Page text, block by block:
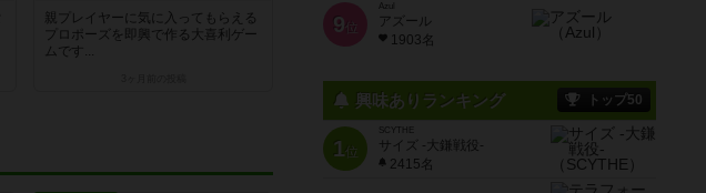
親プレイヤーに気に入ってもらえる
プロポーズを即興で作る大喜利ゲー
ムです...
9 位
Azul
アズール
1903名
興味ありランキング トップ50
1位
SCYTHE
サイズ -大鎌戦役-
2415名